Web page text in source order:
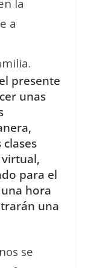
la
a
presente
unas
para el
hora
una
se